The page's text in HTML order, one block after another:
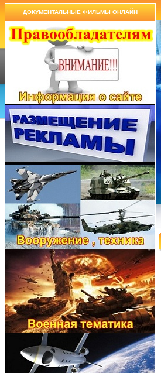
ДОКУМЕНТАЛЬНЫЕ ФИЛЬМЫ ОНЛАЙН